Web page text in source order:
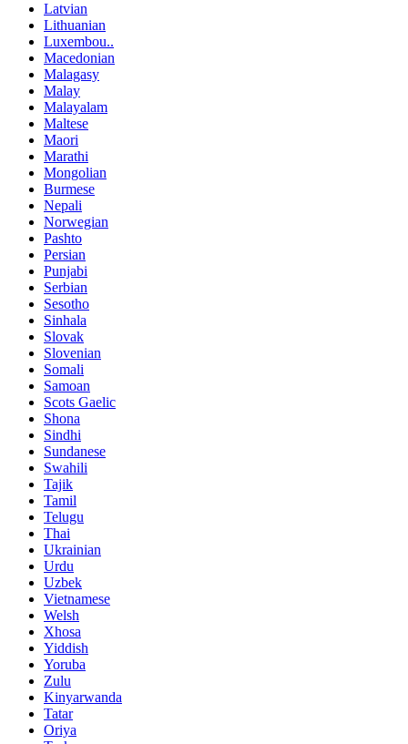
Latvian
Lithuanian
Luxembou..
Macedonian
Malagasy
Malay
Malayalam
Maltese
Maori
Marathi
Mongolian
Burmese
Nepali
Norwegian
Pashto
Persian
Punjabi
Serbian
Sesotho
Sinhala
Slovak
Slovenian
Somali
Samoan
Scots Gaelic
Shona
Sindhi
Sundanese
Swahili
Tajik
Tamil
Telugu
Thai
Ukrainian
Urdu
Uzbek
Vietnamese
Welsh
Xhosa
Yiddish
Yoruba
Zulu
Kinyarwanda
Tatar
Oriya